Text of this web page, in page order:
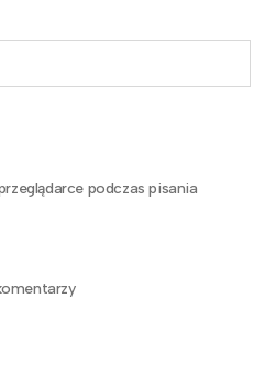
podczas pisania